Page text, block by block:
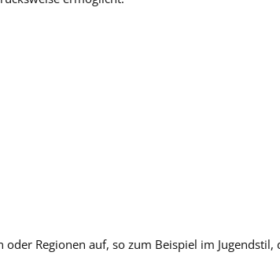
Regionen auf, so zum Beispiel im